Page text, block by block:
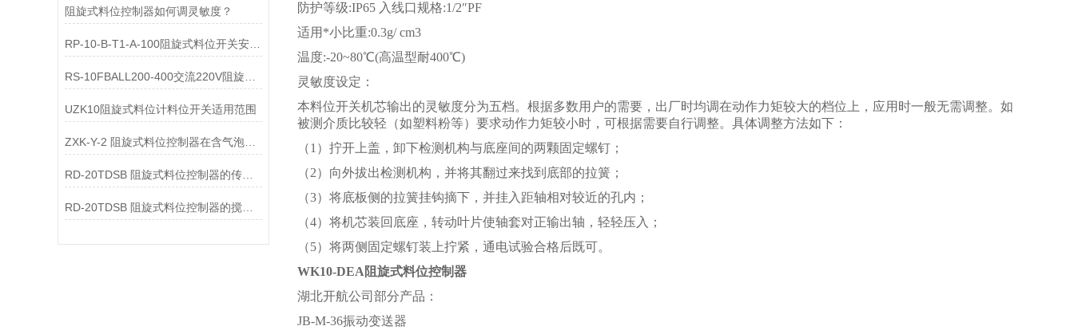
阻旋式料位控制器如何调灵敏度？
RP-10-B-T1-A-100阻旋式料位开关安装说明
UZK10阻旋式料位计料位开关适用范围
ZXK-Y-2 阻旋式料位控制器在含气泡液体中显示值偏大的原因是什么？
RD-20TDSB 阻旋式料位控制器的传动间隙增大的原因是什么？
RD-20TDSB 阻旋式料位控制器的搅拌轴弯曲变形导致振动的原因是什么？
防护等级:IP65 入线口规格:1/2″PF
适用*小比重:0.3g/ cm3
温度:-20~80℃(高温型耐400℃)
灵敏度设定：
本料位开关机芯输出的灵敏度分为五档。根据多数用户的需要，出厂时均调在动作力矩较大的档位上，应用时一般无需调整。如
被测介质比较轻（如塑料粉等）要求动作力矩较小时，可根据需要自行调整。具体调整方法如下：
（1）拧开上盖，卸下检测机构与底座间的两颗固定螺钉；
（2）向外拔出检测机构，并将其翻过来找到底部的拉簧；
（3）将底板侧的拉簧挂钩摘下，并挂入距轴相对较近的孔内；
（4）将机芯装回底座，转动叶片使轴套对正输出轴，轻轻压入；
（5）将两侧固定螺钉装上拧紧，通电试验合格后既可。
WK10-DEA阻旋式料位控制器
湖北开航公司部分产品：
JB-M-36振动变送器